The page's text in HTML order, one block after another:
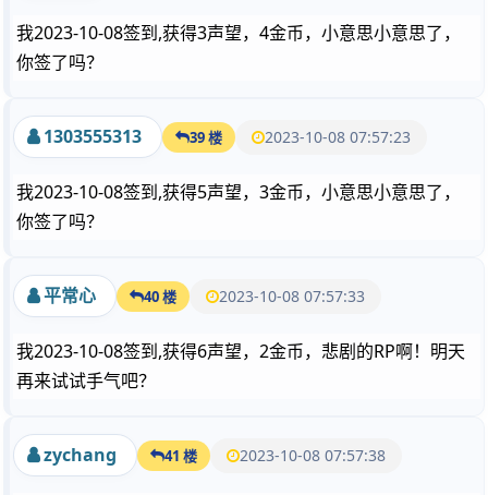
我2023-10-08签到,获得3声望，4金币，小意思小意思了，
你签了吗？
1303555313 39 楼 2023-10-08 07:57:23
我2023-10-08签到,获得5声望，3金币，小意思小意思了，
你签了吗？
平常心 40 楼 2023-10-08 07:57:33
我2023-10-08签到,获得6声望，2金币，悲剧的RP啊！明天
再来试试手气吧？
zychang 41 楼 2023-10-08 07:57:38